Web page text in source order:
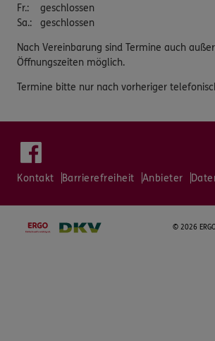
Fr.:
geschlossen
Sa.: geschlossen
Nach Vereinbarung sind Termine auch
Öffnungszeiten möglich.
Termine bitte nur nach vorheriger
Kontakt Barrierefreiheit Anbieter
© 2026